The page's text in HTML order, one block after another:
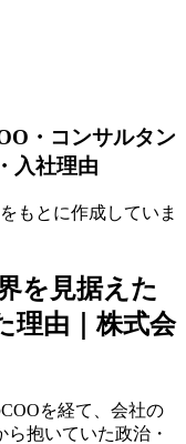
・コンサルタン
入社理由
もとに作成していま
を見据えた
理由｜株式会
を経て、会社の
抱いていた政治・